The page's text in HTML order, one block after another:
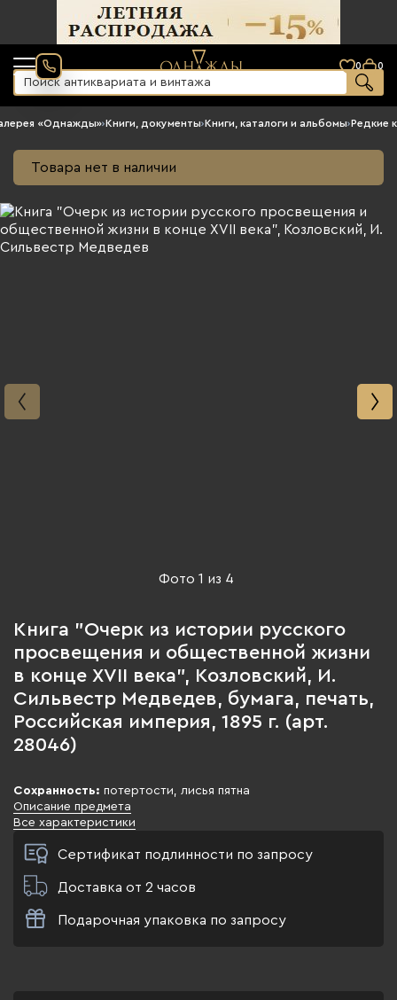
0 0
«Однажды»›Книги, документы›Книги, каталоги и альбомы›Редкие
Товара нет в наличии
Фото1 из 4
Книга "Очерк из истории русского
просвещения и общественной жизни
в конце XVII века", Козловский, И.
Сильвестр Медведев, бумага, печать,
Российская империя, 1895 г. (арт.
28046)
Сохранность: потертости, лисья пятна
Описание предмета
Все характеристики
Сертификат подлинности по запросу
Доставка от 2 часов
Подарочная упаковка по запросу